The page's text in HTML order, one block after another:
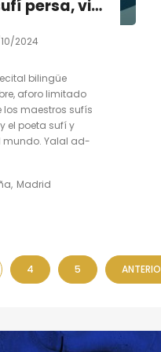
Velada poética sufí persa, vida y obra de Rumi
10/2024
bilingüe
aforo limitado
los maestros sufís
el poeta sufí y
mundo. Yalal ad-
Madrid
4 5